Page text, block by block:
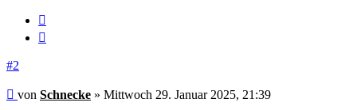
#2
Beitrag
von Schnecke » Mittwoch 29. Januar 2025, 21:39